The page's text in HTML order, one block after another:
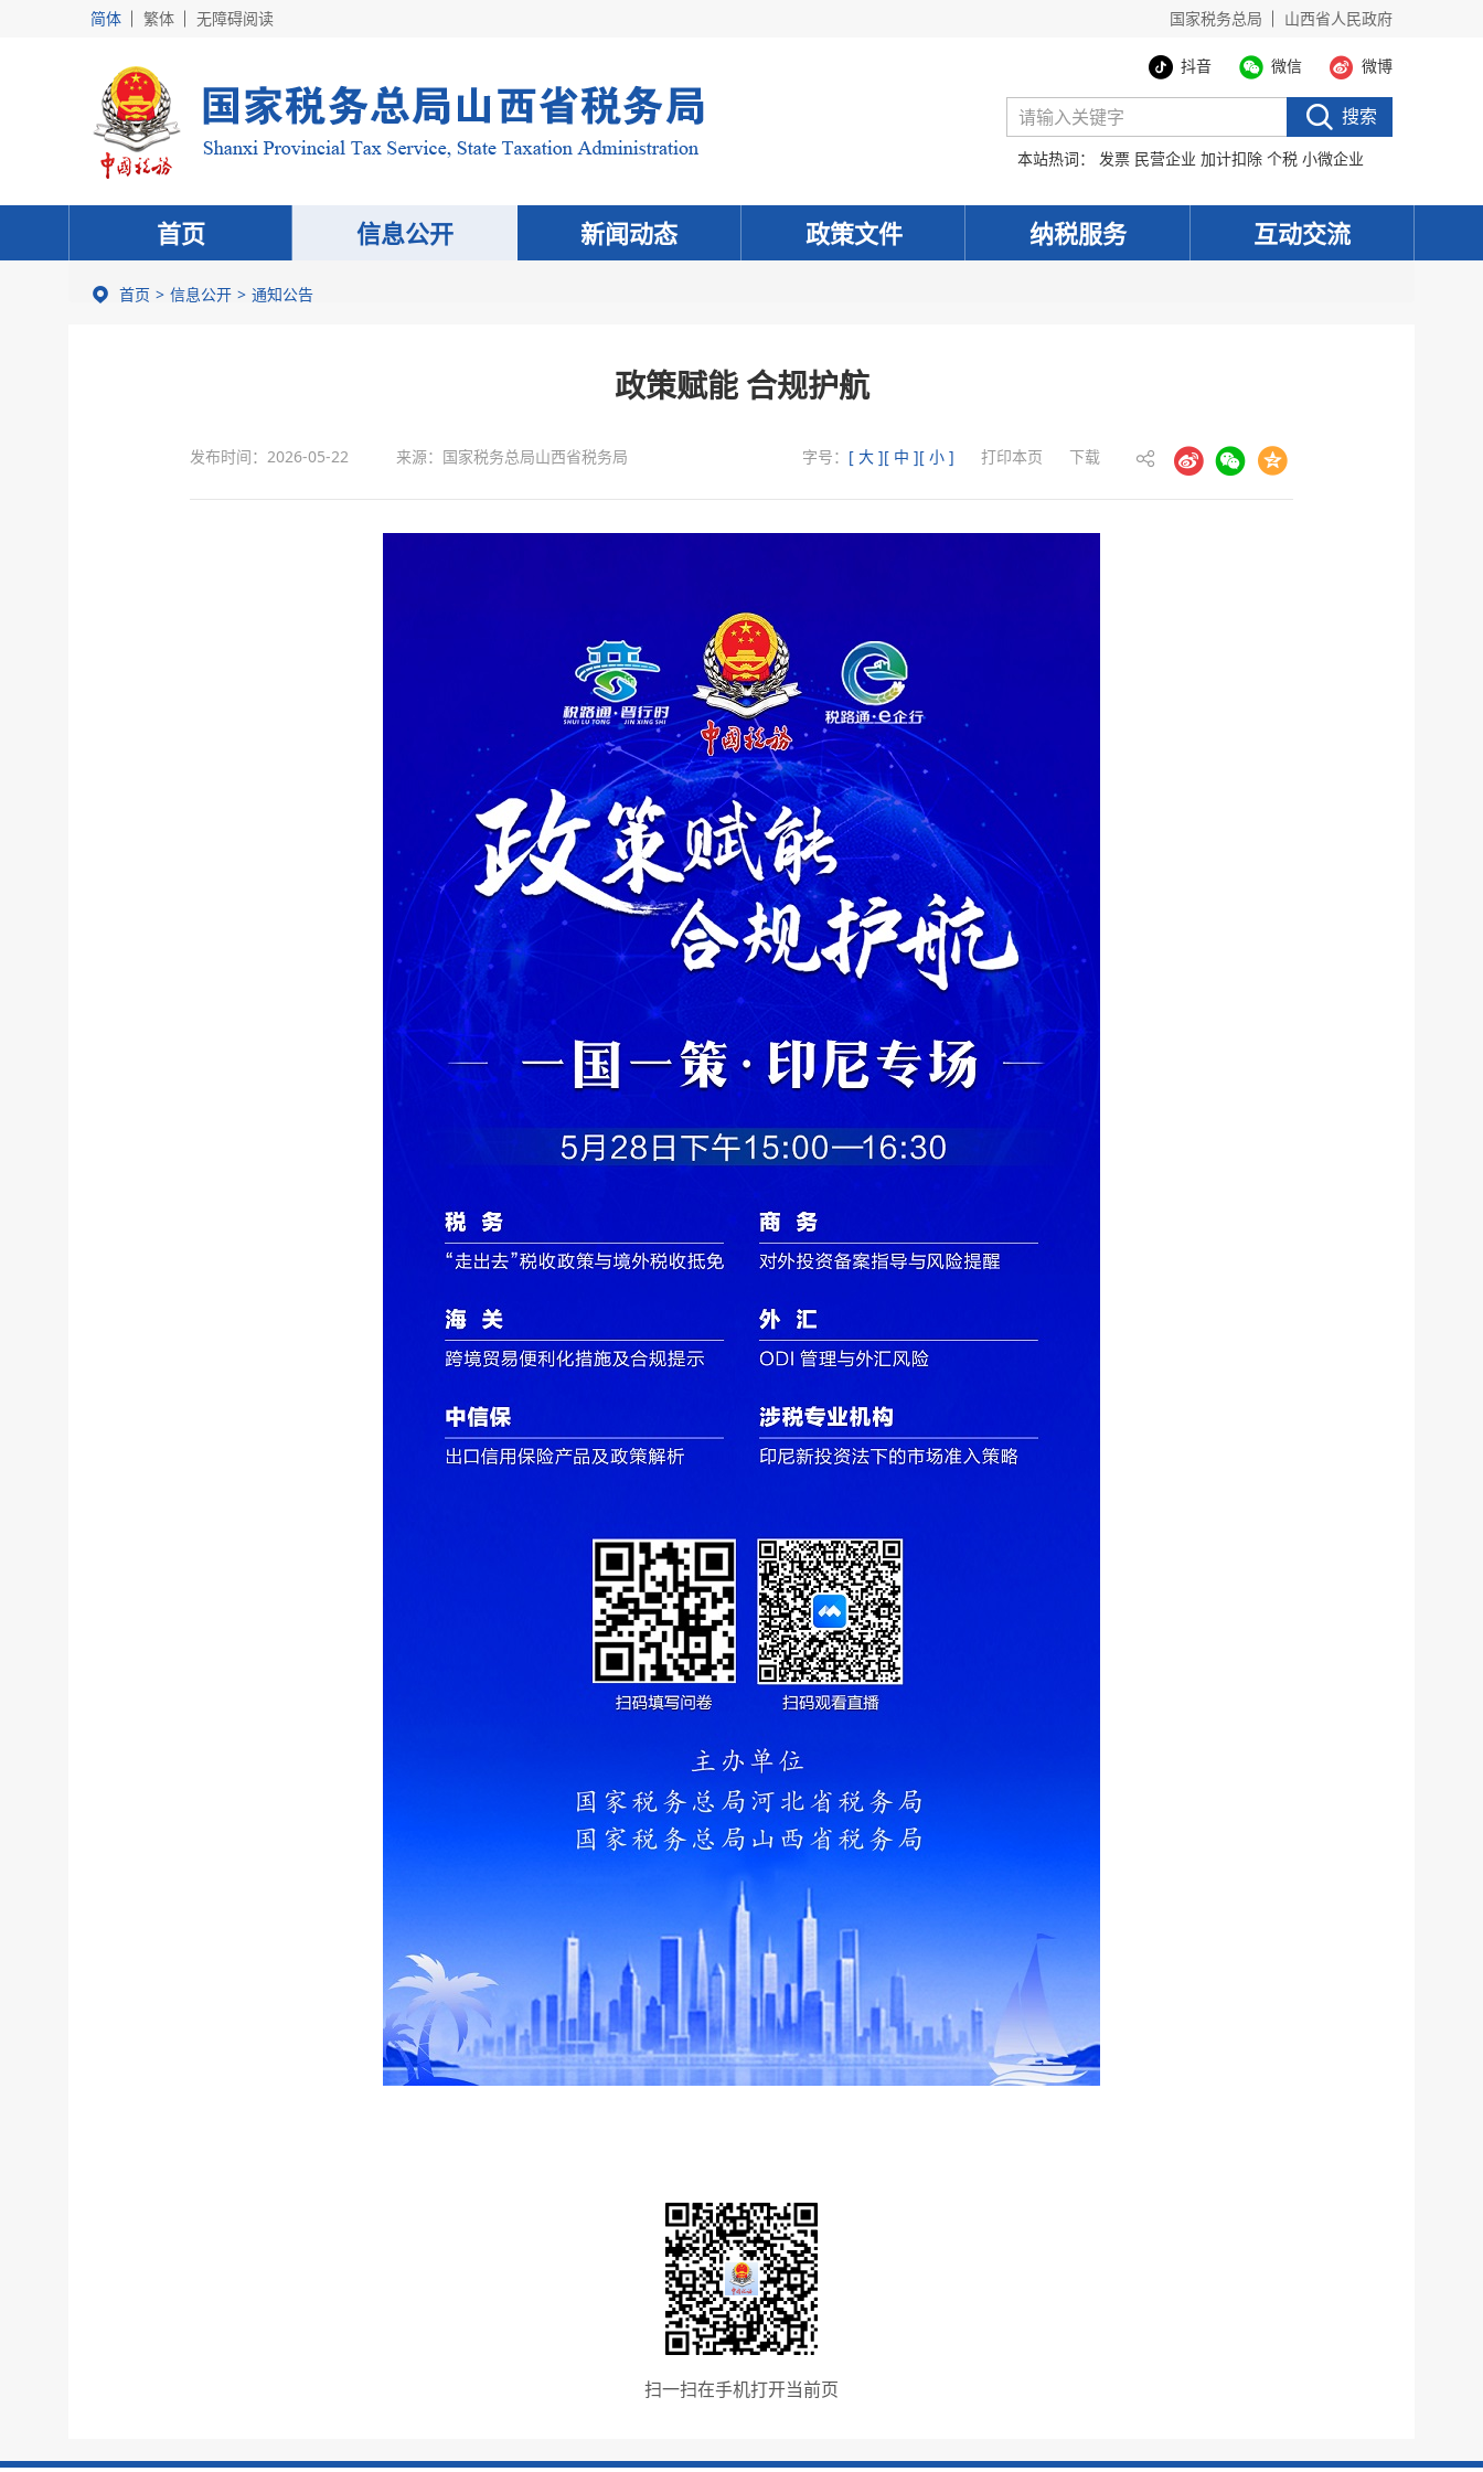
简体 繁体 无障碍阅读 国家税务总局 山西省人民政府
抖音 微信 微博
搜索
本站热词： 发票 民营企业 加计扣除 个税 小微企业
首页 信息公开 新闻动态 政策文件 纳税服务 互动交流
首页 信息公开 通知公告
政策赋能 合规护航
发布时间：2026-05-22 来源：国家税务总局山西省税务局 字号： [ 大 ][ 中 ][ 小 ] 打印本页 下载
扫一扫在手机打开当前页